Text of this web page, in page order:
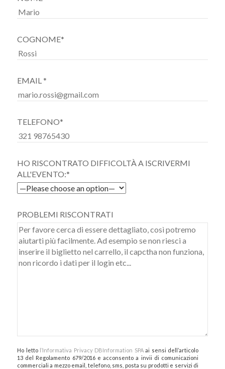
COGNOME*
EMAIL *
TELEFONO*
HO RISCONTRATO DIFFICOLTÀ A ISCRIVERMI
ALL'EVENTO:*
PROBLEMI RISCONTRATI
Ho letto l’Informativa Privacy DBInformation SPA ai sensi dell’articolo
13 del Regolamento 679/2016 e acconsento a invii di comunicazioni
commerciali a mezzo email, telefono, sms, posta su prodotti e servizi di